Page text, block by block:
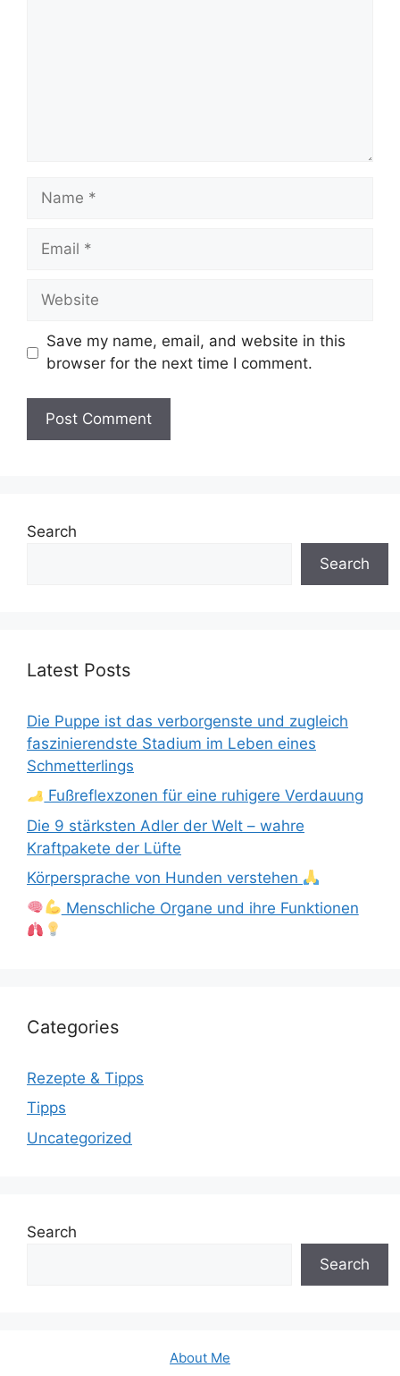
Name
Email
Website
Save my name, email, and website in this
browser for the next time I comment.
Search
Search
Latest Posts
Die Puppe ist das verborgenste und zugleich
faszinierendste Stadium im Leben eines
Schmetterlings
Fußreflexzonen für eine ruhigere Verdauung
Die 9 stärksten Adler der Welt – wahre
Kraftpakete der Lüfte
Körpersprache von Hunden verstehen
Menschliche Organe und ihre Funktionen
Categories
Rezepte & Tipps
Tipps
Uncategorized
Search
Search
About Me